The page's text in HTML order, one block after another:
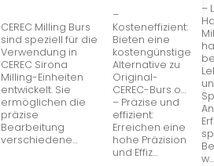
CEREC Milling Burs
sind speziell für die
Verwendung in
CEREC Sirona
Milling-Einheiten
entwickelt. Sie
ermöglichen die
präzise
Bearbeitung
verschiedene…
–
Kosteneffizient:
Bieten eine
kostengünstige
Alternative zu
Original-
CEREC-Burs o…
– Präzise und
effizient:
Erreichen eine
hohe Präzision
und Effiz…
–